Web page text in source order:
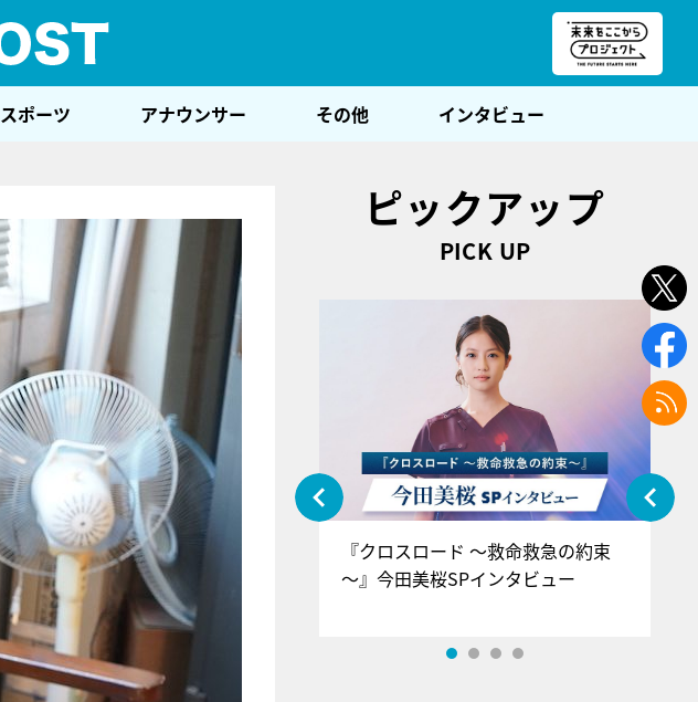
スポーツ アナウンサー その他 インタビュー
ピックアップ
PICK UP
『アイ＝ラブ！げーみんぐ』＝LOV
E齋藤樹愛羅＆佐々木舞香SPインタ
ビュー
『クロスロード ～救命救急の約束
～』今田美桜SPインタビュー